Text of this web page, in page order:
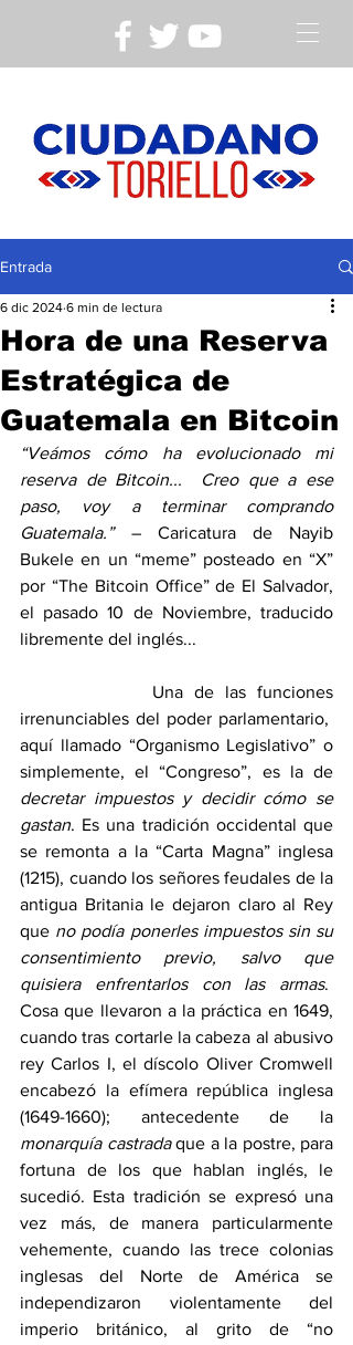
Entrada
Hora de una Reserva
Estratégica de
Guatemala en Bitcoin
6 dic 2024 6 min de lectura
“Veámos cómo ha evolucionado mi
reserva de Bitcoin...  Creo que a ese
paso, voy a terminar comprando
Guatemala.” – Caricatura de Nayib
Bukele en un “meme” posteado en “X”
por “The Bitcoin Office” de El Salvador,
el pasado 10 de Noviembre, traducido
libremente del inglés...
Una de las funciones
irrenunciables del poder parlamentario,
aquí llamado “Organismo Legislativo” o
decretar impuestos y decidir cómo se
gastan. Es una tradición occidental que
se remonta a la “Carta Magna” inglesa
(1215), cuando los señores feudales de la
antigua Britania le dejaron claro al Rey
que no podía ponerles impuestos sin su
consentimiento previo,
salvo que
quisiera enfrentarlos con las armas.
Cosa que llevaron a la práctica en 1649,
cuando tras cortarle la cabeza al abusivo
rey Carlos I, el díscolo Oliver Cromwell
encabezó la efímera república inglesa
monarquía castrada que a la postre, para
fortuna de los que hablan inglés, le
sucedió. Esta tradición se expresó una
vez más, de manera particularmente
vehemente, cuando las trece colonias
inglesas del Norte de América se
independizaron violentamente del
imperio británico, al grito de “no